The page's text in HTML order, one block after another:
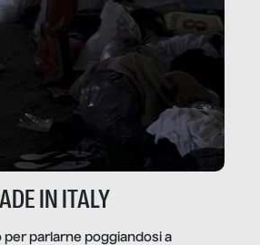
IN ITALY
per parlarne poggiandosi a